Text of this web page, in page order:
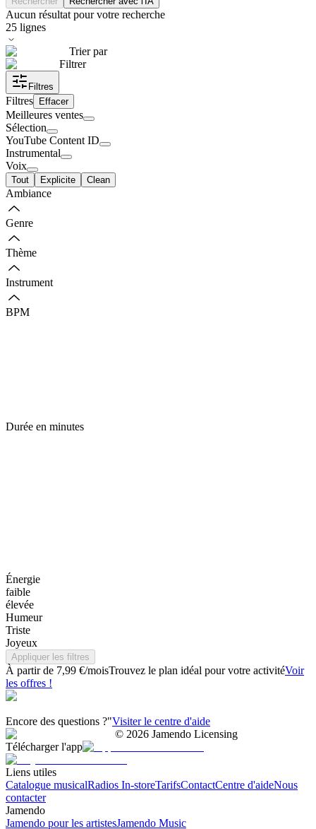
Aucun résultat pour votre recherche
25 lignes
Trier par
Filtrer
Filtres
Filtres Effacer
Meilleures ventes
Sélection
YouTube Content ID
Instrumental
Voix
Tout Explicite Clean
Ambiance
Genre
Thème
Instrument
BPM
Durée en minutes
Énergie
faible
élevée
Humeur
Triste
Joyeux
Appliquer les filtres
À partir de 7,99 €/moisTrouvez le plan idéal pour votre activitéVoir
les offres !
Encore des questions ?"Visiter le centre d'aide
© 2026 Jamendo Licensing
Télécharger l'app
Liens utiles
Catalogue musicalRadios In-storeTarifsContactCentre d'aideNous
contacter
Jamendo
Jamendo pour les artistesJamendo Music